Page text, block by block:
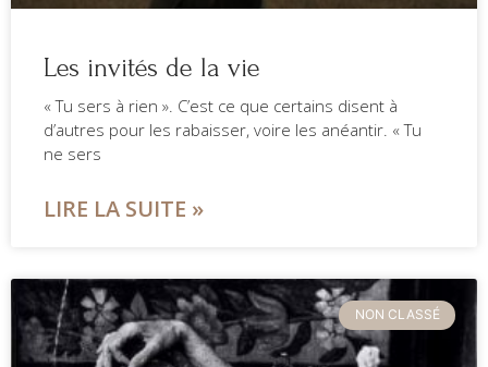
Les invités de la vie
« Tu sers à rien ». C’est ce que certains disent à
d’autres pour les rabaisser, voire les anéantir. « Tu
ne sers
LIRE LA SUITE »
NON CLASSÉ